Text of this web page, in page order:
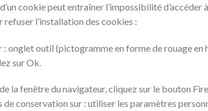
cookie peut entraîner l’impossibilité
refuser l’installation des cookies :
: onglet outil (pictogramme en forme de rouage
sur Ok.
la fenêtre du navigateur, cliquez sur le bouton
de conservation sur : utiliser les paramètres